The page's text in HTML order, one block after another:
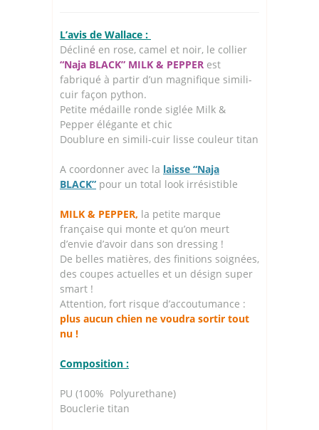
L’avis de Wallace :
Décliné en rose, camel et noir, le collier
“Naja BLACK” MILK & PEPPER est
fabriqué à partir d’un magnifique simili-
cuir façon python.
Petite médaille ronde siglée Milk &
Pepper élégante et chic
Doublure en simili-cuir lisse couleur titan
A coordonner avec la laisse “Naja
BLACK” pour un total look irrésistible
MILK & PEPPER, la petite marque
française qui monte et qu’on meurt
d’envie d’avoir dans son dressing !
De belles matières, des finitions soignées,
des coupes actuelles et un désign super
smart !
Attention, fort risque d’accoutumance :
plus aucun chien ne voudra sortir tout
nu !
Composition :
PU (100% Polyurethane)
Bouclerie titan